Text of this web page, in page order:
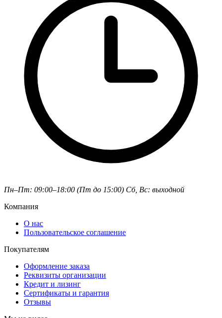
Пн–Пт: 09:00–18:00 (Пт до 15:00) Сб, Вс: выходной
Компания
О нас
Пользовательское соглашение
Покупателям
Оформление заказа
Реквизиты организации
Кредит и лизинг
Сертификаты и гарантия
Отзывы